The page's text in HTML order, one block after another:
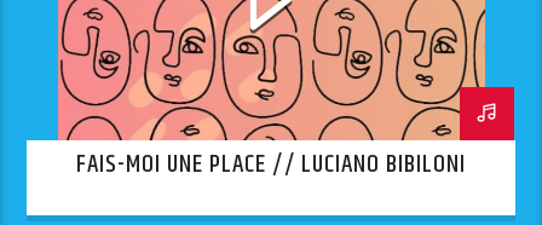
FAIS-MOI UNE PLACE // LUCIANO BIBILONI